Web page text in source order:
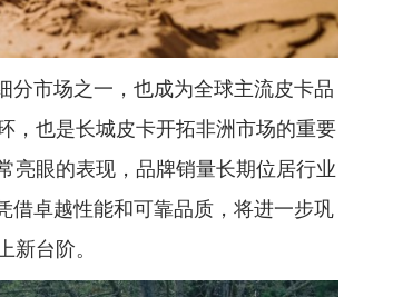
分市场之一，也成为全球主流皮卡品
，也是长城皮卡开拓非洲市场的重要
亮眼的表现，品牌销量长期位居行业
借卓越性能和可靠品质，将进一步巩
新台阶。